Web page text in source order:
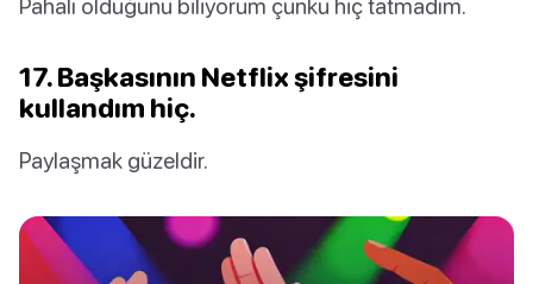
Pahalı olduğunu biliyorum çünkü hiç tatmadım.
17. Başkasının Netflix şifresini
kullandım hiç.
Paylaşmak güzeldir.